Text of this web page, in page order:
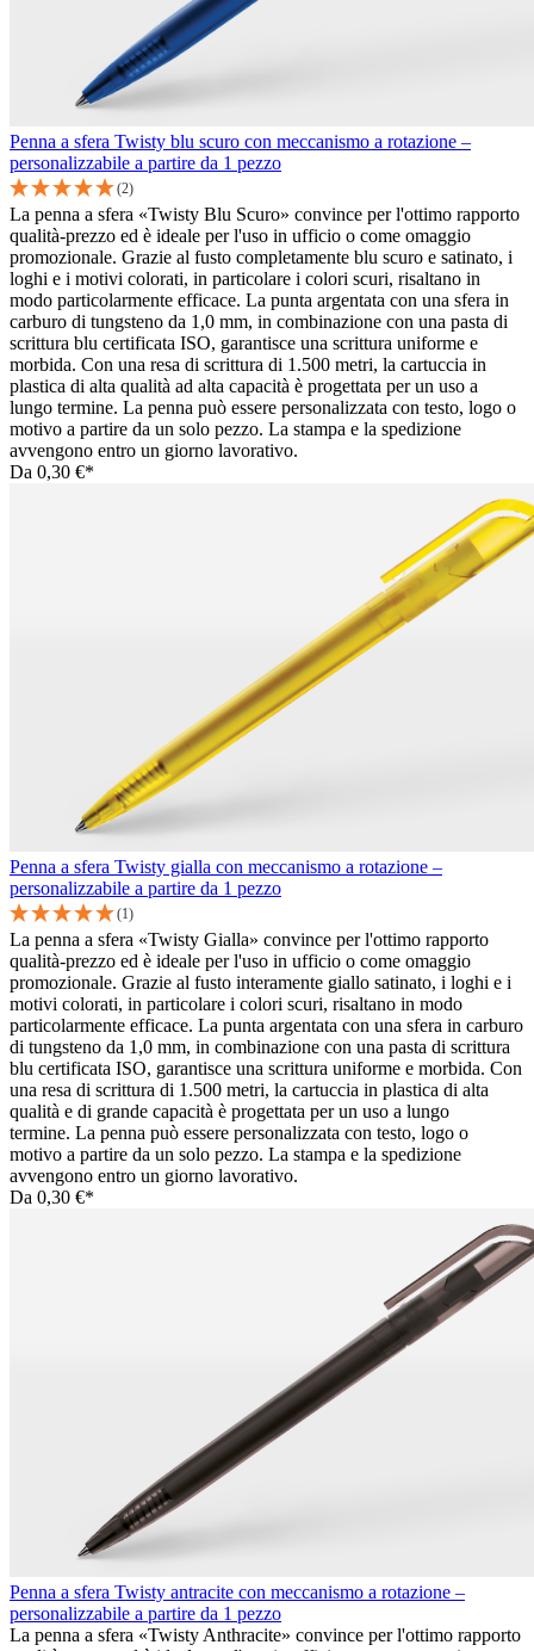
Penna a sfera Twisty blu scuro con meccanismo a rotazione –
personalizzabile a partire da 1 pezzo
(2)
La penna a sfera «Twisty Blu Scuro» convince per l'ottimo rapporto
qualità-prezzo ed è ideale per l'uso in ufficio o come omaggio
promozionale. Grazie al fusto completamente blu scuro e satinato, i
loghi e i motivi colorati, in particolare i colori scuri, risaltano in
modo particolarmente efficace. La punta argentata con una sfera in
carburo di tungsteno da 1,0 mm, in combinazione con una pasta di
scrittura blu certificata ISO, garantisce una scrittura uniforme e
morbida. Con una resa di scrittura di 1.500 metri, la cartuccia in
plastica di alta qualità ad alta capacità è progettata per un uso a
lungo termine. La penna può essere personalizzata con testo, logo o
motivo a partire da un solo pezzo. La stampa e la spedizione
avvengono entro un giorno lavorativo.
Da 0,30 €*
Penna a sfera Twisty gialla con meccanismo a rotazione –
personalizzabile a partire da 1 pezzo
(1)
La penna a sfera «Twisty Gialla» convince per l'ottimo rapporto
qualità-prezzo ed è ideale per l'uso in ufficio o come omaggio
promozionale. Grazie al fusto interamente giallo satinato, i loghi e i
motivi colorati, in particolare i colori scuri, risaltano in modo
particolarmente efficace. La punta argentata con una sfera in carburo
di tungsteno da 1,0 mm, in combinazione con una pasta di scrittura
blu certificata ISO, garantisce una scrittura uniforme e morbida. Con
una resa di scrittura di 1.500 metri, la cartuccia in plastica di alta
qualità e di grande capacità è progettata per un uso a lungo
termine. La penna può essere personalizzata con testo, logo o
motivo a partire da un solo pezzo. La stampa e la spedizione
avvengono entro un giorno lavorativo.
Da 0,30 €*
Penna a sfera Twisty antracite con meccanismo a rotazione –
personalizzabile a partire da 1 pezzo
La penna a sfera «Twisty Anthracite» convince per l'ottimo rapporto